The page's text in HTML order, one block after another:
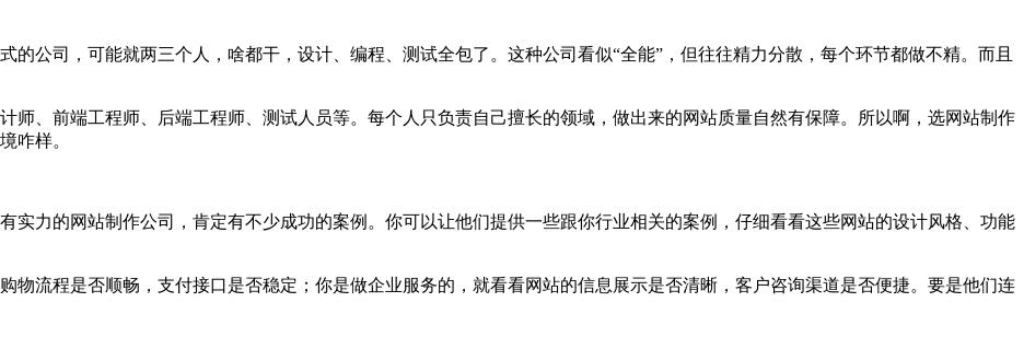
的公司，可能就两三个人，啥都干，设计、编程、测试全包了。这种公司看似“全能”，但往往精力分散，每个环节都做不精。而且
师、前端工程师、后端工程师、测试人员等。每个人只负责自己擅长的领域，做出来的网站质量自然有保障。所以啊，选网站制作
咋样。
实力的网站制作公司，肯定有不少成功的案例。你可以让他们提供一些跟你行业相关的案例，仔细看看这些网站的设计风格、功能
物流程是否顺畅，支付接口是否稳定；你是做企业服务的，就看看网站的信息展示是否清晰，客户咨询渠道是否便捷。要是他们连